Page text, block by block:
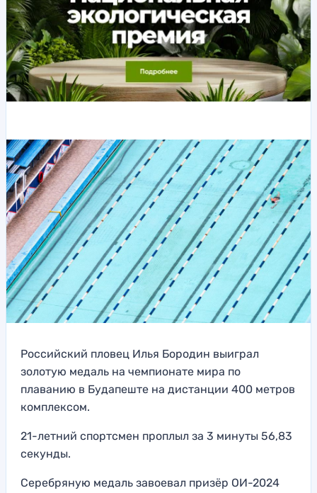
Российский пловец Илья Бородин выиграл
золотую медаль на чемпионате мира по
плаванию в Будапеште на дистанции 400 метров
комплексом.
21-летний спортсмен проплыл за 3 минуты 56,83
секунды.
Серебряную медаль завоевал призёр ОИ-2024